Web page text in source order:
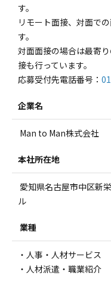
す。
リモート面接、対面で
す。
対面面接の場合は最寄
接も行っています。
応募受付先電話番号：
企業名
Man to Man株式会社
本社所在地
愛知県名古屋市中区新
ル
業種
・人事・人材サービス
・人材派遣・職業紹介